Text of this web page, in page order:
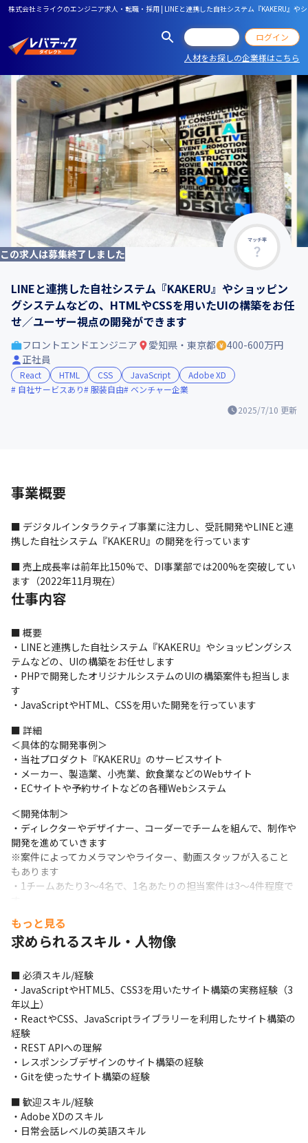
株式会社ミライクのエンジニア求人・転職・採用 | LINEと連携した自社システム『KAKERU』
ログイン
人材をお探しの企業様はこちら
マッチ率
この求人は募集終了しました
LINEと連携した自社システム『KAKERU』やショッピン
グシステムなどの、HTMLやCSSを用いたUIの構築をお任
せ／ユーザー視点の開発ができます
2025/7/10 更新
フロントエンドエンジニア 愛知県・東京都
400-600万円
正社員
React HTML CSS JavaScript
Adobe XD
自社サービスあり
服装自由 ベンチャー企業
事業概要
■ デジタルインタラクティブ事業に注力し、受託開発やLINEと連
携した自社システム『KAKERU』の開発を行っています
■ 売上成長率は前年比150%で、DI事業部では200%を突破してい
ます（2022年11月現在）
仕事内容
■ 概要
・LINEと連携した自社システム『KAKERU』やショッピングシス
テムなどの、UIの構築をお任せします
・PHPで開発したオリジナルシステムのUIの構築案件も担当しま
す
・JavaScriptやHTML、CSSを用いた開発を行っています
■ 詳細
＜具体的な開発事例＞
・当社プロダクト『KAKERU』のサービスサイト
・メーカー、製造業、小売業、飲食業などのWebサイト
・ECサイトや予約サイトなどの各種Webシステム
＜開発体制＞
・ディレクターやデザイナー、コーダーでチームを組んで、制作や
開発を進めていきます
※案件によってカメラマンやライター、動画スタッフが入ること
もあります
・1チームあたり3～4名で、1名あたりの担当案件は3～4件程度で
年の案件がほとんどです
・アジャイル開発を採用しています
＜ツールについて＞
・コミュニケーションツールはLINEやChatwork、タスク管理ツ
ールはBacklog、オンラインミーティングツールはZoomを使用
しています
＜募集背景＞
デジタル事業（DI事業本部）は業績が好調で、多くの引き合いを
いただいています。受託案件だけではなく、自社サービス
『KAKERU』の展開にも力を入れていくため、組織の体制を強化
しています。
＜入社後の流れ＞
・OJT形式で、実務を行いながら業務に慣れていきます
もっと見る
求められるスキル・人物像
■ 必須スキル/経験
・JavaScriptやHTML5、CSS3を用いたサイト構築の実務経験（3
年以上）
・ReactやCSS、JavaScriptライブラリーを利用したサイト構築の
経験
・REST APIへの理解
・レスポンシブデザインのサイト構築の経験
・Gitを使ったサイト構築の経験
■ 歓迎スキル/経験
・Adobe XDのスキル
・日常会話レベルの英語スキル